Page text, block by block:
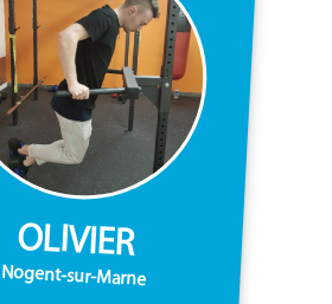
OLIVIER
Nogent-sur-Marne